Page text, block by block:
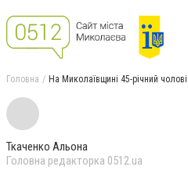
Головна На Миколаївщині 45-річний
Ткаченко Альона
Головна редакторка 0512.ua